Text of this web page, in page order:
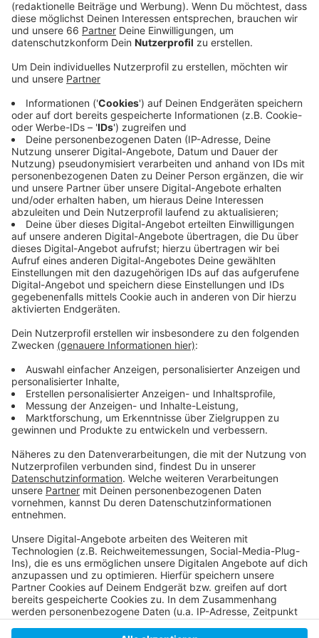
Veröffentlicht:Mittwoch, 20.10.2021 05:39
Das Highlight des neuen Spielplatzes - ein großes
Flugzeug - war Hauptpreis bei einem Radioquiz, das wir
vor einiger Zeit veranstaltet haben. Dabei konnten für
Kinder engagierte Menschen für ihren Stadtteil
antreten. Der Sieger hieß damals Emmanuell von der
Spielplatz-Initiative Flurstraße. Die Stadt hat den
Hermannplatz als passenden Ort ausgemacht. Ab
sofort bleibt der Spielplatz für den Umbau
geschlossen. Wiedereröffnung soll im Frühjahr sein.
Anzeige
Anzeige
Das war die Aktion "Überflieger" - deshalb kommt
das Flugzeug nach Flingern Nord
Seit September offen: der neue Wasserspielplatz
im Südpark
Anzeige
Anzeige